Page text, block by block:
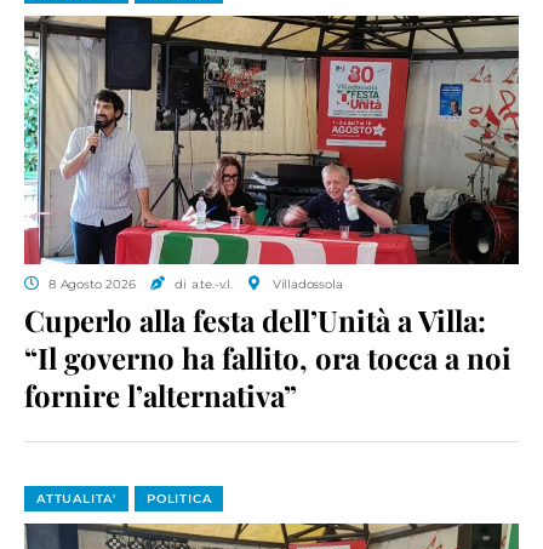
8 Agosto 2026 di a.te.-v.l. Villadossola
Cuperlo alla festa dell’Unità a Villa:
“Il governo ha fallito, ora tocca a noi
fornire l’alternativa”
ATTUALITA' POLITICA